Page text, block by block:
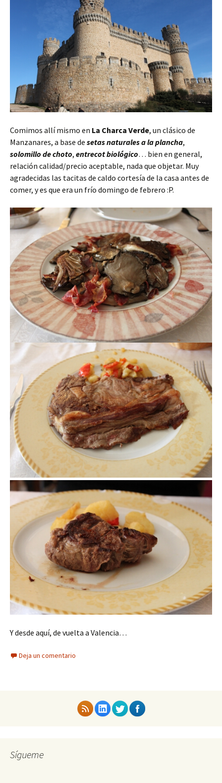
Comimos allí mismo en La Charca Verde, un clásico de
Manzanares, a base de setas naturales a la plancha,
solomillo de choto, entrecot biológico… bien en general,
relación calidad/precio aceptable, nada que objetar. Muy
agradecidas las tacitas de caldo cortesía de la casa antes de
comer, y es que era un frío domingo de febrero :P.
Y desde aquí, de vuelta a Valencia…
Deja un comentario
Sígueme